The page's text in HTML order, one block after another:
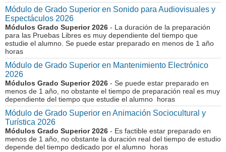
Módulo de Grado Superior en Sonido para Audiovisuales y
Espectáculos 2026
Módulos Grado Superior 2026 - La duración de la preparación
para las Pruebas Libres es muy dependiente del tiempo que
estudie el alumno. Se puede estar preparado en menos de 1 año
horas
Módulo de Grado Superior en Mantenimiento Electrónico
2026
Módulos Grado Superior 2026 - Se puede estar preparado en
menos de 1 año, no obstante el tiempo de preparación real es muy
dependiente del tiempo que estudie el alumno horas
Módulo de Grado Superior en Animación Sociocultural y
Turística 2026
Módulos Grado Superior 2026 - Es factible estar preparado en
menos de 1 año, no obstante la duración real del tiempo de estudio
depende del tiempo dedicado por el alumno horas